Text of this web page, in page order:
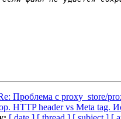
Проблема с proxy_store/
HTTP header vs Meta tag.